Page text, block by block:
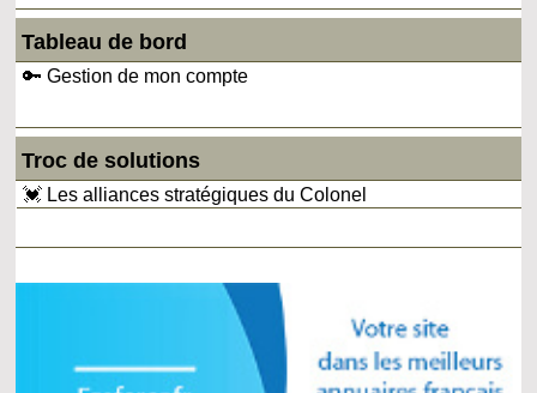
Tableau de bord
🔑 Gestion de mon compte
Troc de solutions
💓 Les alliances stratégiques du Colonel